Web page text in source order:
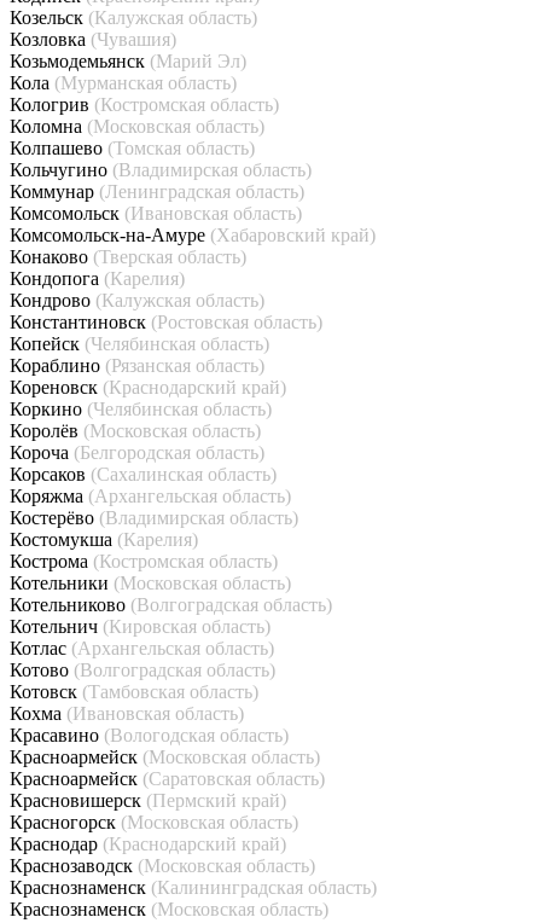
Козельск (Калужская область)
Козловка (Чувашия)
Козьмодемьянск (Марий Эл)
Кола (Мурманская область)
Кологрив (Костромская область)
Коломна (Московская область)
Колпашево (Томская область)
Кольчугино (Владимирская область)
Коммунар (Ленинградская область)
Комсомольск (Ивановская область)
Комсомольск-на-Амуре (Хабаровский край)
Конаково (Тверская область)
Кондопога (Карелия)
Кондрово (Калужская область)
Константиновск (Ростовская область)
Копейск (Челябинская область)
Кораблино (Рязанская область)
Кореновск (Краснодарский край)
Коркино (Челябинская область)
Королёв (Московская область)
Короча (Белгородская область)
Корсаков (Сахалинская область)
Коряжма (Архангельская область)
Костерёво (Владимирская область)
Костомукша (Карелия)
Кострома (Костромская область)
Котельники (Московская область)
Котельниково (Волгоградская область)
Котельнич (Кировская область)
Котлас (Архангельская область)
Котово (Волгоградская область)
Котовск (Тамбовская область)
Кохма (Ивановская область)
Красавино (Вологодская область)
Красноармейск (Московская область)
Красноармейск (Саратовская область)
Красновишерск (Пермский край)
Красногорск (Московская область)
Краснодар (Краснодарский край)
Краснозаводск (Московская область)
Краснознаменск (Калининградская область)
Краснознаменск (Московская область)